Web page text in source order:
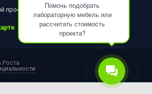
Помочь подобрать
лабораторную мебель или
рассчитать стоимость
проекта?
просп., д. 10, стр. 18
Роста